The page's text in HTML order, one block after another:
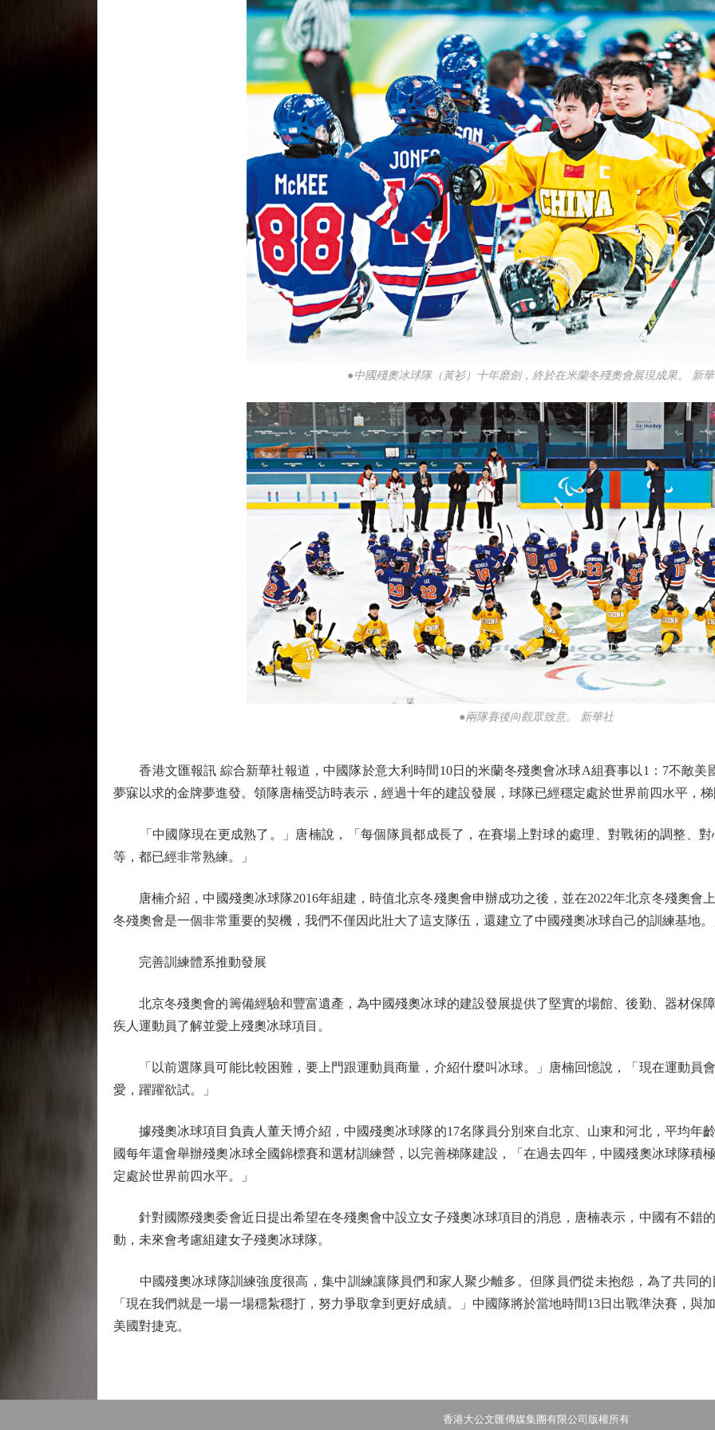
●中國殘奧冰球隊（黃衫）十年磨劍，終於在米蘭冬殘奧會展現成果。 新
●兩隊賽後向觀眾致意。 新華社
香港文匯報訊 綜合新華社報道，中國隊於意大利時間10日的米蘭冬殘奧會冰球A組賽事以1：7不敵美
夢寐以求的金牌夢進發。領隊唐楠受訪時表示，經過十年的建設發展，球隊已經穩定處於世界前四水平，
「中國隊現在更成熟了。」唐楠說，「每個隊員都成長了，在賽場上對球的處理、對戰術的調整、對
等，都已經非常熟練。」
唐楠介紹，中國殘奧冰球隊2016年組建，時值北京冬殘奧會申辦成功之後，並在2022年北京冬殘奧會
冬殘奧會是一個非常重要的契機，我們不僅因此壯大了這支隊伍，還建立了中國殘奧冰球自己的訓練基地
完善訓練體系推動發展
北京冬殘奧會的籌備經驗和豐富遺產，為中國殘奧冰球的建設發展提供了堅實的場館、後勤、器材保
疾人運動員了解並愛上殘奧冰球項目。
「以前選隊員可能比較困難，要上門跟運動員商量，介紹什麼叫冰球。」唐楠回憶說，「現在運動員
愛，躍躍欲試。」
據殘奧冰球項目負責人董天博介紹，中國殘奧冰球隊的17名隊員分別來自北京、山東和河北，平均年
國每年還會舉辦殘奧冰球全國錦標賽和選材訓練營，以完善梯隊建設，「在過去四年，中國殘奧冰球隊積
定處於世界前四水平。」
針對國際殘奧委會近日提出希望在冬殘奧會中設立女子殘奧冰球項目的消息，唐楠表示，中國有不錯
動，未來會考慮組建女子殘奧冰球隊。
中國殘奧冰球隊訓練強度很高，集中訓練讓隊員們和家人聚少離多。但隊員們從未抱怨，為了共同的
「現在我們就是一場一場穩紮穩打，努力爭取拿到更好成績。」中國隊將於當地時間13日出戰準決賽，與
美國對捷克。
香港大公文匯傳媒集團有限公司版權所有